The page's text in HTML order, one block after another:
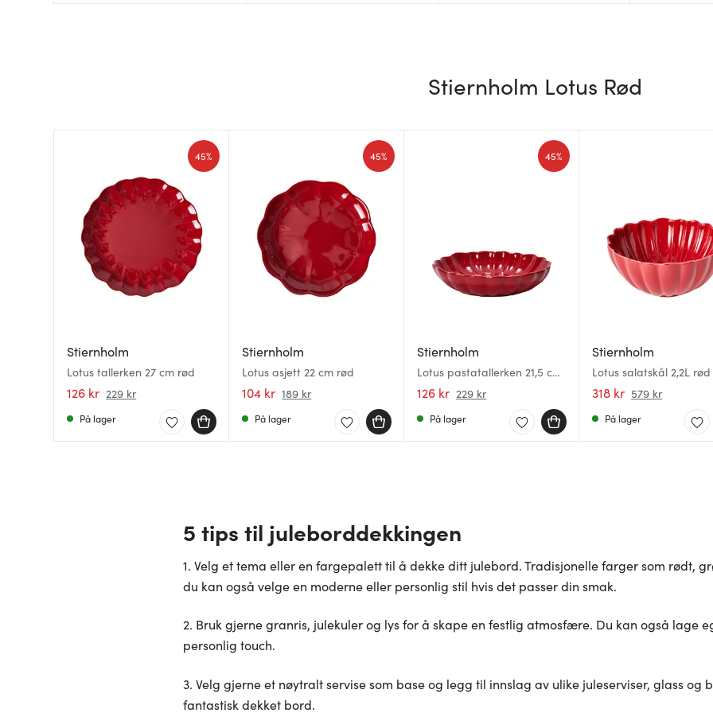
Stiernholm Lotus Rød
Stiernholm
Lotus tallerken 27 cm rød
126 kr 229 kr
45%
På lager
Stiernholm
Lotus asjett 22 cm rød
104 kr 189 kr
45%
På lager
Stiernholm
Lotus pastatallerken 21,5 cm
rød
126 kr 229 kr
45%
På lager
Stiernholm
Lotus salatskål 2,2L rød
318 kr 579 kr
På lager
5 tips til juleborddekkingen
1. Velg et tema eller en fargepalett til å dekke ditt julebord. Tradisjonelle farger som rødt,
du kan også velge en moderne eller personlig stil hvis det passer din smak.
2. Bruk gjerne granris, julekuler og lys for å skape en festlig atmosfære. Du kan også lage
personlig touch.
3. Velg gjerne et nøytralt servise som base og legg til innslag av ulike juleserviser, glass og
fantastisk dekket bord.